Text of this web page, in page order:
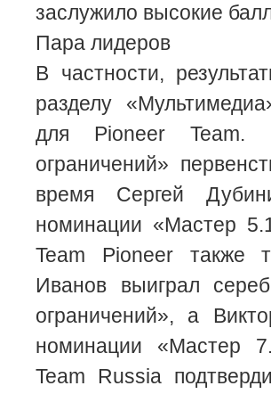
заслужило высокие
Пара лидеров
В частности,
разделу
для Pioneer Team.
ограничений»
время Сергей
номинации «Мастер
Team Pioneer также
Иванов выиграл
ограничений», а
номинации «Мастер
Team Russia